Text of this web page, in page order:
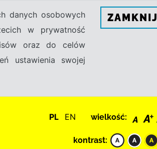
danych osobowych
w prywatność
oraz do celów
ustawienia swojej
ZAMKNIJ
PL EN wielkość:
kontrast: